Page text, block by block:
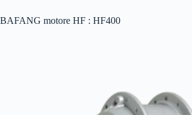
BAFANG motore HF : HF400